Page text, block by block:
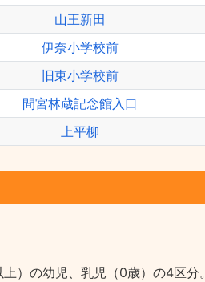
山王新田
伊奈小学校前
旧東小学校前
間宮林蔵記念館入口
上平柳
）の幼児、乳児（0歳）の4区分。